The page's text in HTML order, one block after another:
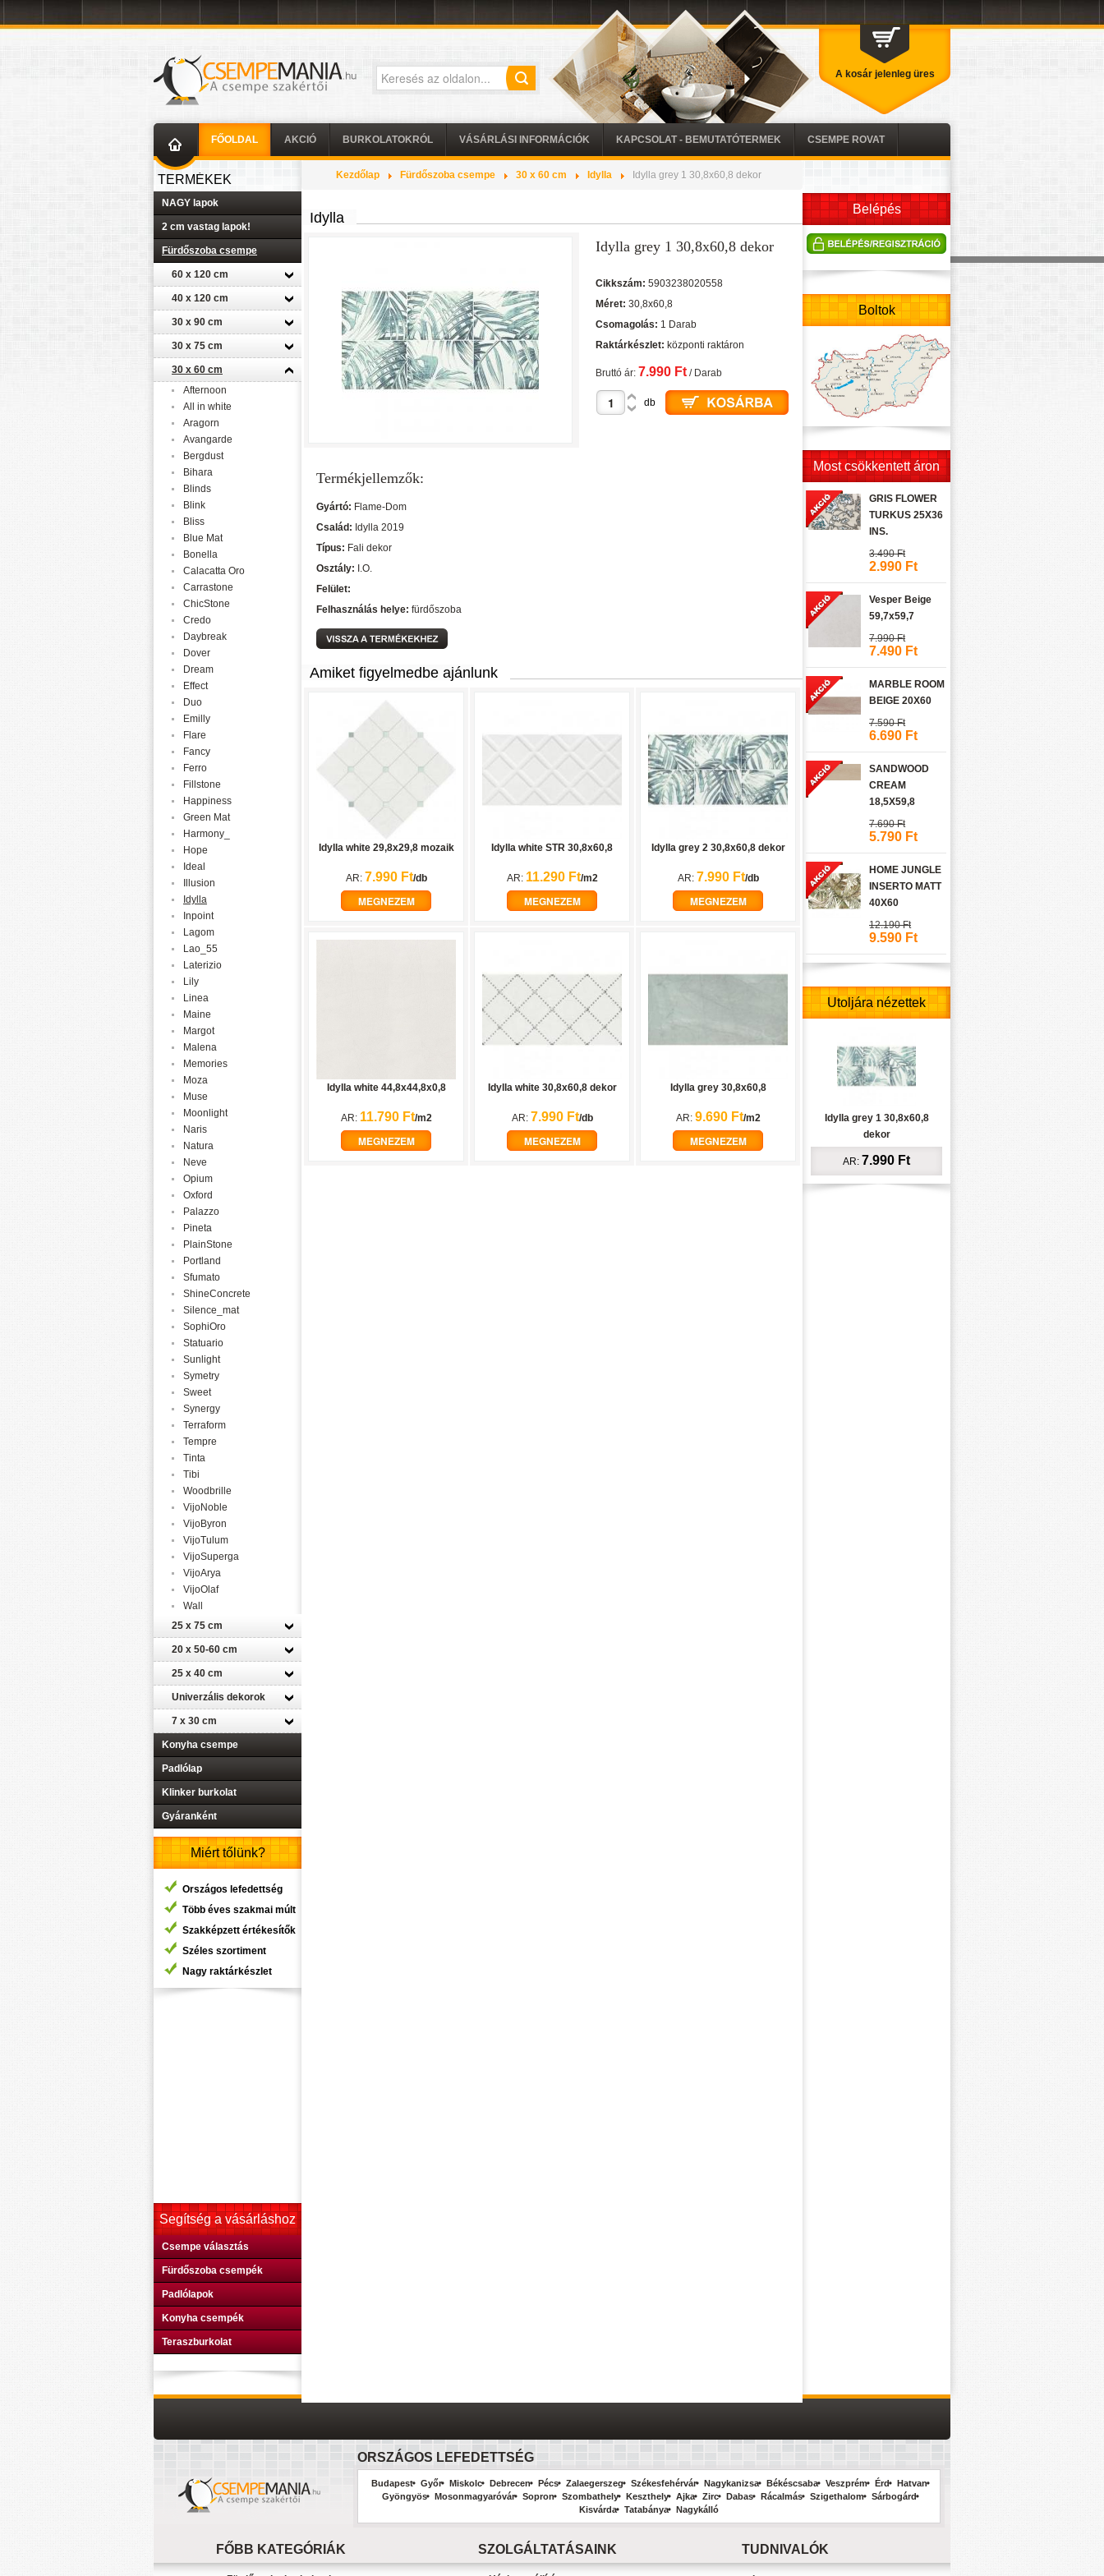
A kosár jelenleg üres
FŐOLDAL AKCIÓ BURKOLATOKRÓL VÁSÁRLÁSI INFORMÁCIÓK KAPCSOLAT - BEMUTATÓTERMEK CSEMPE ROVAT
TERMÉKEK
NAGY lapok
2 cm vastag lapok!
Fürdőszoba csempe
60 x 120 cm
40 x 120 cm
30 x 90 cm
30 x 75 cm
30 x 60 cm
Afternoon
All in white
Aragorn
Avangarde
Bergdust
Bihara
Blinds
Blink
Bliss
Blue Mat
Bonella
Calacatta Oro
Carrastone
ChicStone
Credo
Daybreak
Dover
Dream
Effect
Duo
Emilly
Flare
Fancy
Ferro
Fillstone
Happiness
Green Mat
Harmony_
Hope
Ideal
Illusion
Idylla
Inpoint
Lagom
Lao_55
Laterizio
Lily
Linea
Maine
Margot
Malena
Memories
Moza
Muse
Moonlight
Naris
Natura
Neve
Opium
Oxford
Palazzo
Pineta
PlainStone
Portland
Sfumato
ShineConcrete
Silence_mat
SophiOro
Statuario
Sunlight
Symetry
Sweet
Synergy
Terraform
Tempre
Tinta
Tibi
Woodbrille
VijoNoble
VijoByron
VijoTulum
VijoSuperga
VijoArya
VijoOlaf
Wall
25 x 75 cm
20 x 50-60 cm
25 x 40 cm
Univerzális dekorok
7 x 30 cm
Konyha csempe
Padlólap
Klinker burkolat
Gyáranként
Miért tőlünk?
Országos lefedettség
Több éves szakmai múlt
Szakképzett értékesítők
Széles szortiment
Nagy raktárkészlet
Segítség a vásárláshoz
Csempe választás
Fürdőszoba csempék
Padlólapok
Konyha csempék
Teraszburkolat
Kezdőlap Fürdőszoba csempe 30 x 60 cm Idylla Idylla grey 1 30,8x60,8 dekor
Idylla
Idylla grey 1 30,8x60,8 dekor
Cikkszám: 5903238020558
Méret: 30,8x60,8
Csomagolás: 1 Darab
Raktárkészlet: központi raktáron
Bruttó ár: 7.990 Ft/ Darab
db
Termékjellemzők:
Gyártó: Flame-Dom
Család: Idylla 2019
Típus: Fali dekor
Osztály: I.O.
Felület:
Felhasználás helye: fürdőszoba
Amiket figyelmedbe ajánlunk
Idylla white 29,8x29,8 mozaik
AR: 7.990 Ft/db
MEGNEZEM
Idylla white STR 30,8x60,8
AR: 11.290 Ft/m2
MEGNEZEM
Idylla grey 2 30,8x60,8 dekor
AR: 7.990 Ft/db
MEGNEZEM
Idylla white 44,8x44,8x0,8
AR: 11.790 Ft/m2
MEGNEZEM
Idylla white 30,8x60,8 dekor
AR: 7.990 Ft/db
MEGNEZEM
Idylla grey 30,8x60,8
AR: 9.690 Ft/m2
MEGNEZEM
Belépés
Boltok
Most csökkentett áron
GRIS FLOWER
TURKUS 25X36
INS.
3.490 Ft
2.990 Ft
Vesper Beige
59,7x59,7
7.990 Ft
7.490 Ft
MARBLE ROOM
BEIGE 20X60
7.590 Ft
6.690 Ft
SANDWOOD
CREAM
18,5X59,8
7.690 Ft
5.790 Ft
HOME JUNGLE
INSERTO MATT
40X60
12.190 Ft
9.590 Ft
Utoljára nézettek
Idylla grey 1 30,8x60,8
dekor
AR: 7.990 Ft
ORSZÁGOS LEFEDETTSÉG
Budapest Győr Miskolc Debrecen Pécs Zalaegerszeg Székesfehérvár Nagykanizsa Békéscsaba Veszprém Érd
Hatvan
Gyöngyös
Mosonmagyaróvár Sopron Szombathely Keszthely Ajka Zirc Dabas Rácalmás Szigethalom
Sárbogárd
Kisvárda
Tatabánya Nagykálló
FŐBB KATEGÓRIÁK SZOLGÁLTATÁSAINK TUDNIVALÓK